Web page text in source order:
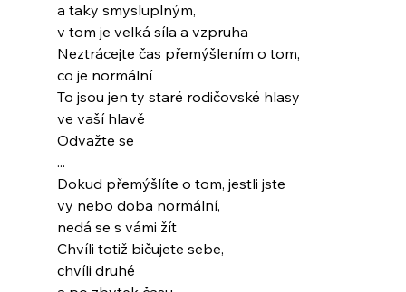
a taky smysluplným,
v tom je velká síla a vzpruha
Neztrácejte čas přemýšlením o tom,
co je normální
To jsou jen ty staré rodičovské hlasy
ve vaší hlavě
Odvažte se
...
Dokud přemýšlíte o tom, jestli jste
vy nebo doba normální,
nedá se s vámi žít
Chvíli totiž bičujete sebe,
chvíli druhé